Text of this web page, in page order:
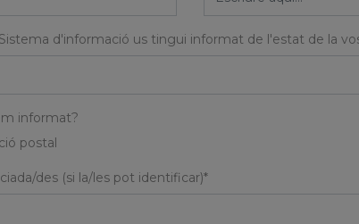
d'informació us tingui informat de l'estat de la
informat?
postal
des (si la/les pot identificar)*